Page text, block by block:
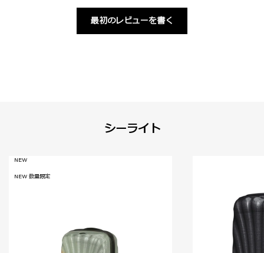
最初のレビューを書く
シーライト
NEW 数量限定
NEW